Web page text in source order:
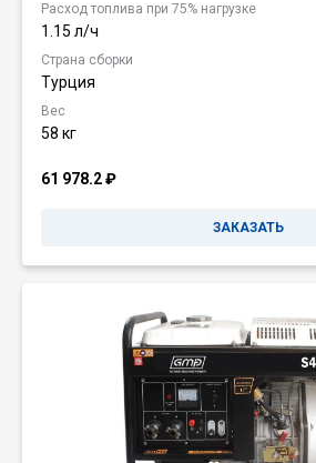
Расход топлива при 75% нагрузке
1.15 л/ч
Страна сборки
Турция
Вес
58 кг
61 978.2₽
ЗАКАЗАТЬ